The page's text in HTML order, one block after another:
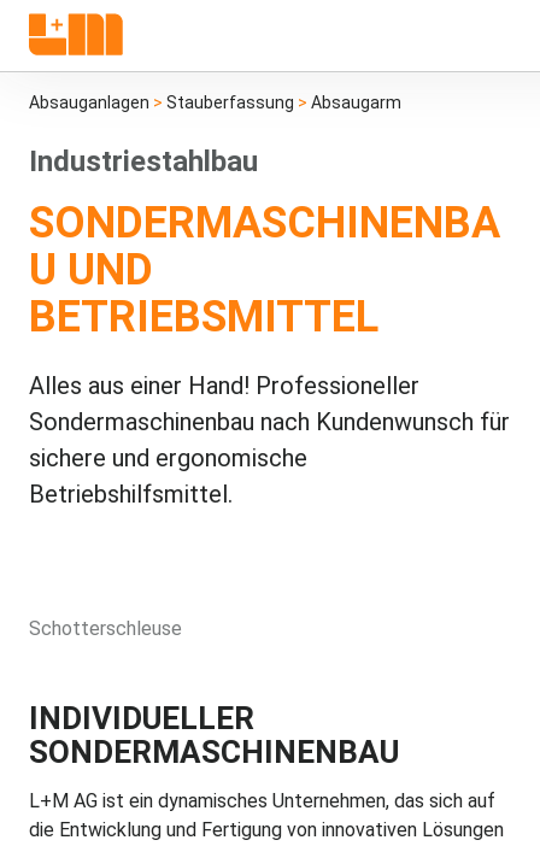
Absauganlagen > Stauberfassung > Absaugarm
Industriestahlbau
SONDERMASCHINENBA
U UND
BETRIEBSMITTEL
Alles aus einer Hand! Professioneller
Sondermaschinenbau nach Kundenwunsch für
sichere und ergonomische
Betriebshilfsmittel.
Schotterschleuse
INDIVIDUELLER
SONDERMASCHINENBAU
L+M AG ist ein dynamisches Unternehmen, das sich auf
die Entwicklung und Fertigung von innovativen Lösungen